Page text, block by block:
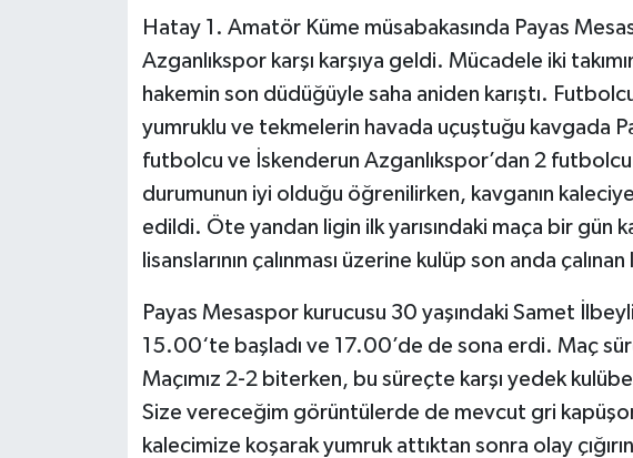
Hatay 1. Amatör Küme müsabakasında Payas
Azganlıkspor karşı karşıya geldi. Mücadele iki
hakemin son düdüğüyle saha aniden karıştı.
yumruklu ve tekmelerin havada uçuştuğu kavgada
futbolcu ve İskenderun Azganlıkspor’dan 2 futbolcu
durumunun iyi olduğu öğrenilirken, kavganın
edildi. Öte yandan ligin ilk yarısındaki maça bir gün
lisanslarının çalınması üzerine kulüp son anda
Payas Mesaspor kurucusu 30 yaşındaki Samet
15.00‘te başladı ve 17.00’de de sona erdi. Maç
Maçımız 2-2 biterken, bu süreçte karşı yedek
Size vereceğim görüntülerde de mevcut gri
kalecimize koşarak yumruk attıktan sonra olay